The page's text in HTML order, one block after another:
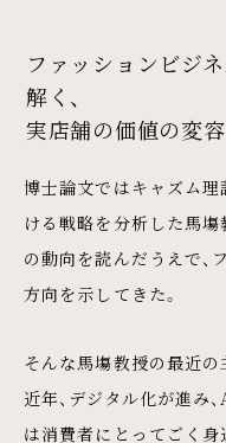
ファッションビジ
解く、
実店舗の価値の変容
博士論文ではキャズム
ける戦略を分析した馬塲
の動向を読んだうえで、
方向を示してきた。
そんな馬塲教授の最近の
近年、デジタル化が進
は消費者にとってごく身